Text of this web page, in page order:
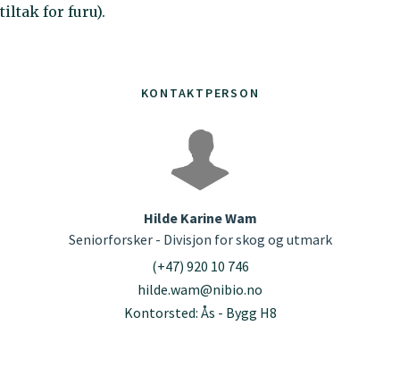
KONTAKTPERSON
Hilde Karine Wam
Seniorforsker - Divisjon for skog og utmark
(+47) 920 10 746
hilde.wam@nibio.no
Kontorsted: Ås - Bygg H8
tiltak for furu).